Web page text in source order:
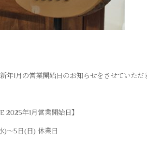
年1月の営業開始日のお知らせをさせていただ
2025年1月営業開始日】
)〜5日(日) 休業日